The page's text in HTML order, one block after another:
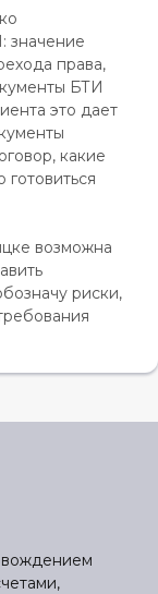
значение
права,
БТИ
это дает
какие
возможна
риски,